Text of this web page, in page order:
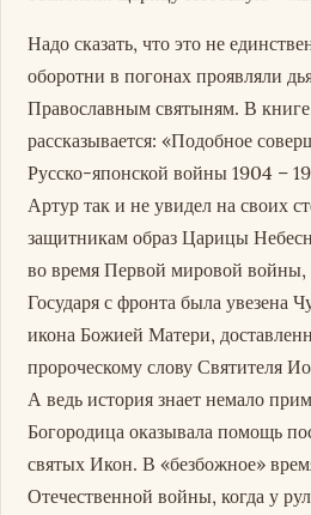
Надо сказать, что это не
оборотни в погонах проявляли
Православным святыням. В
рассказывается: «Подобное
Русско-японской войны 1904 –
Артур так и не увидел на своих
защитникам образ Царицы
во время Первой мировой войны,
Государя с фронта была увезена
икона Божией Матери,
пророческому слову Святителя
А ведь история знает немало
Богородица оказывала помощь
святых Икон. В «безбожное»
Отечественной войны, когда у